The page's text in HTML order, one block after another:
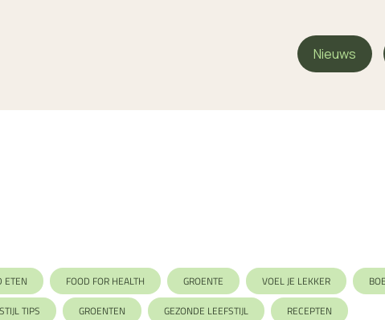
Nieuws
ETEN FOOD FOR HEALTH GROENTE VOEL JE LEKKER
TIPS GROENTEN GEZONDE LEEFSTIJL RECEPTEN